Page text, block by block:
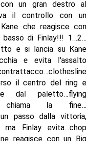
un gran destro al
il controllo con un
che reagisce con
di Finlay!!! 1…2…
e si lancia su Kane
e evita l'assalto
il centro del ring e
dal paletto…flying
chiama la fine…
passo dalla vittoria,
Finlay evita…chop
reagisce con un Big